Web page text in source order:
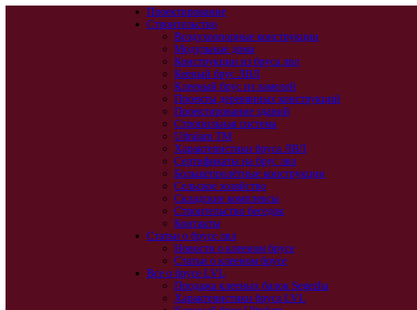
Проектирование
Строительство
Воздухоопорные конструкции
Модульные дома
Конструкции из бруса лвл
Кееный брус ЛВЛ
Клееный брус из ламелей
Проекты деревянных конструкций
Проектирование зданий
Стропильная система
Ultralam TM
Характеристики бруса ЛВЛ
Сертификаты на брус лвл
Большепролётные конструкции
Сельское хозяйство
Складские комплексы
Строительство беседок
Контакты
Статьи о брусе лвл
Новости о клееном брусе
Статьи о клееном брусе
Все о брусе LVL
Продажа клееных балок Segezha
Характеристики бруса LVL